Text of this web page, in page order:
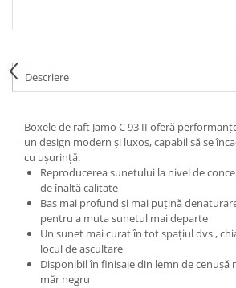
Descriere
Boxele de raft Jamo C 93 II oferă
un design modern și luxos, capabil să se
cu ușurință.
Reproducerea sunetului la nivel de
de înaltă calitate
Bas mai profund și mai puțină
pentru a muta sunetul mai departe
Un sunet mai curat în tot spațiul dvs.,
locul de ascultare
Disponibil în finisaje din lemn de cenușă
măr negru